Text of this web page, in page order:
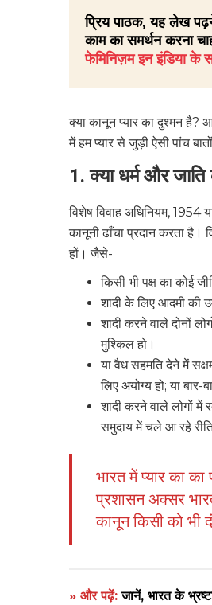
प्रिय पाठक, यह लेख
काम का समर्थन करना
फेमिनिज़म इन इंडिया के
क्या कानून प्यार का दुश्मन
में हम प्यार से जुड़ी ऐसी पांच
1. क्या धर्म और
विशेष विवाह अधिनियम, 1954
कानूनी ढाँचा प्रदान करता है।
हों। जैसे-
किसी भी पक्ष का कोई
शादी के लिए आदमी की
शादी करने वाले दोनों
मुश्किल हो।
या वैध सहमति देने में
लिए अयोग्य हो; या
शादी करने वाले लोगों में
समुदाय में चले आ रहे रीति
भारत में प्यार का
प्रशासन अक्सर
कानून किसी को भी
» और पढ़ें:जानें, भारत के